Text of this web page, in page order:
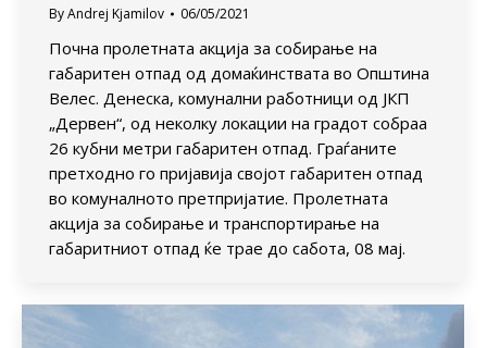
ByAndrej Kjamilov 06/05/2021
Почна пролетната акција за собирање на
габаритен отпад од домаќинствата во Општина
Велес. Денеска, комунални работници од ЈКП
„Дервен“, од неколку локации на градот собраа
26 кубни метри габаритен отпад. Граѓаните
претходно го пријавија својот габаритен отпад
во комуналното претпријатие. Пролетната
акција за собирање и транспортирање на
габаритниот отпад ќе трае до сабота, 08 мај.